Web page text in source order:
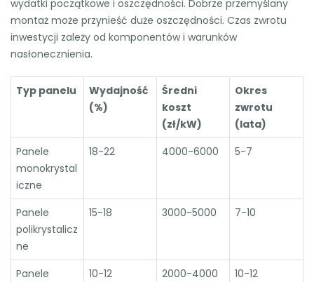
wydatki początkowe i oszczędności. Dobrze przemyślany
montaż może przynieść duże oszczędności. Czas zwrotu
inwestycji zależy od komponentów i warunków
nasłonecznienia.
Typ panelu
Wydajność
(%)
Średni
koszt
(zł/kW)
Okres
zwrotu
(lata)
Panele
monokrystal
iczne
18-22 4000-6000 5-7
Panele
polikrystalicz
ne
15-18 3000-5000 7-10
Panele
10-12 2000-4000 10-12